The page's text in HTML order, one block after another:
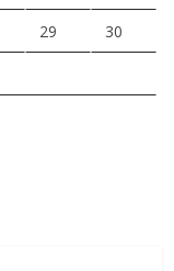
29 30